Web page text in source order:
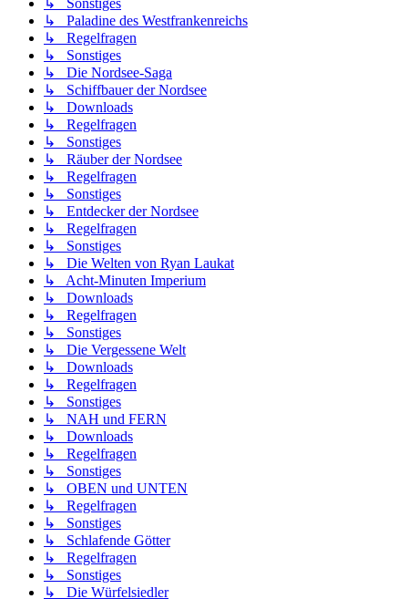
↳ Sonstiges
↳ Paladine des Westfrankenreichs
↳ Regelfragen
↳ Sonstiges
↳ Die Nordsee-Saga
↳ Schiffbauer der Nordsee
↳ Downloads
↳ Regelfragen
↳ Sonstiges
↳ Räuber der Nordsee
↳ Regelfragen
↳ Sonstiges
↳ Entdecker der Nordsee
↳ Regelfragen
↳ Sonstiges
↳ Die Welten von Ryan Laukat
↳ Acht-Minuten Imperium
↳ Downloads
↳ Regelfragen
↳ Sonstiges
↳ Die Vergessene Welt
↳ Downloads
↳ Regelfragen
↳ Sonstiges
↳ NAH und FERN
↳ Downloads
↳ Regelfragen
↳ Sonstiges
↳ OBEN und UNTEN
↳ Regelfragen
↳ Sonstiges
↳ Schlafende Götter
↳ Regelfragen
↳ Sonstiges
↳ Die Würfelsiedler